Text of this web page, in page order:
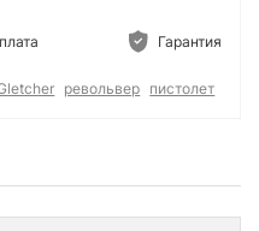
Гарантия
револьвер пистолет